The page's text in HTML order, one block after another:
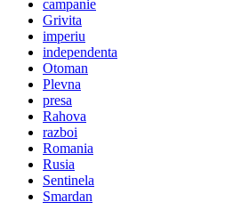
campanie
Grivita
imperiu
independenta
Otoman
Plevna
presa
Rahova
razboi
Romania
Rusia
Sentinela
Smardan